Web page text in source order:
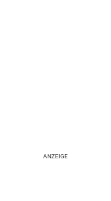
ANZEIGE